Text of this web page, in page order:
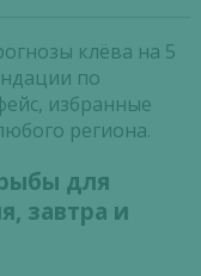
клёва на 5
по
избранные
региона.
для
завтра и